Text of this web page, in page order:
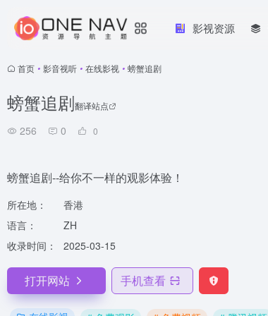
影视资源
首页 • 影音视听 • 在线影视 • 螃蟹追剧
螃蟹追剧翻译站点
256 0 0
螃蟹追剧--给你不一样的观影体验！
所在地：
香港
语言：
ZH
收录时间：
2025-03-15
打开网站 手机查看